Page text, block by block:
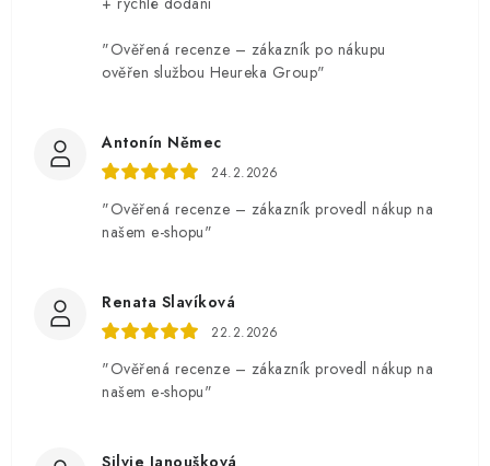
"Ověřená recenze – zákazník po nákupu
ověřen službou Heureka Group"
Antonín Němec
24.2.2026
"Ověřená recenze – zákazník provedl nákup na
našem e-shopu"
Renata Slavíková
22.2.2026
"Ověřená recenze – zákazník provedl nákup na
našem e-shopu"
Silvie Janoušková